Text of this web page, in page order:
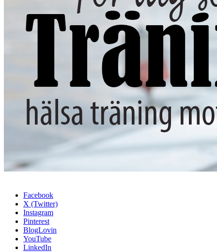
Facebook
X (Twitter)
Instagram
Pinterest
BlogLovin
YouTube
LinkedIn